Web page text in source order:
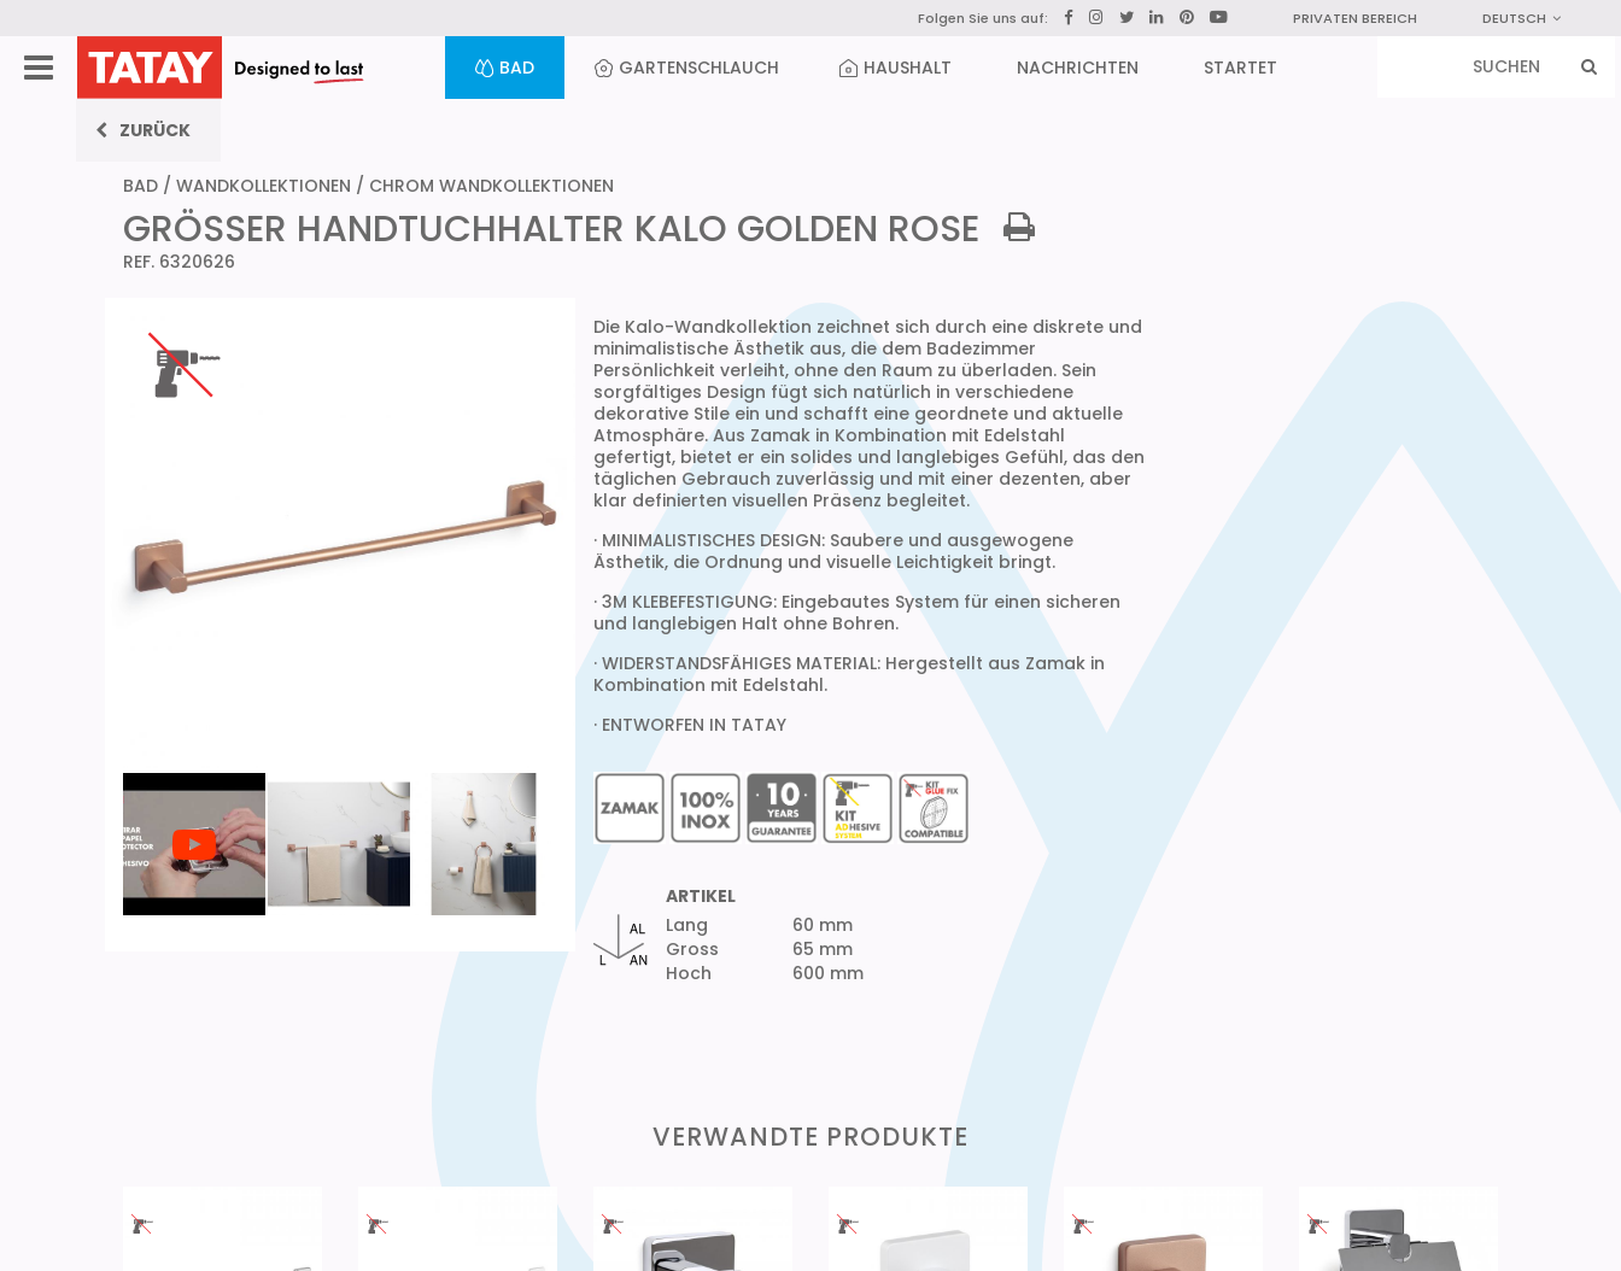
Folgen Sie uns auf: PRIVATEN BEREICH DEUTSCH
BAD GARTENSCHLAUCH HAUSHALT NACHRICHTEN STARTET
ZURÜCK
BAD / WANDKOLLEKTIONEN / CHROM WANDKOLLEKTIONEN
GRÖSSER HANDTUCHHALTER KALO GOLDEN ROSE
REF. 6320626
Die Kalo-Wandkollektion zeichnet sich durch eine diskrete und
minimalistische Ästhetik aus, die dem Badezimmer
Persönlichkeit verleiht, ohne den Raum zu überladen. Sein
sorgfältiges Design fügt sich natürlich in verschiedene
dekorative Stile ein und schafft eine geordnete und aktuelle
Atmosphäre. Aus Zamak in Kombination mit Edelstahl
gefertigt, bietet er ein solides und langlebiges Gefühl, das den
täglichen Gebrauch zuverlässig und mit einer dezenten, aber
klar definierten visuellen Präsenz begleitet.
· MINIMALISTISCHES DESIGN: Saubere und ausgewogene
Ästhetik, die Ordnung und visuelle Leichtigkeit bringt.
· 3M KLEBEFESTIGUNG: Eingebautes System für einen sicheren
und langlebigen Halt ohne Bohren.
· WIDERSTANDSFÄHIGES MATERIAL: Hergestellt aus Zamak in
Kombination mit Edelstahl.
· ENTWORFEN IN TATAY
ARTIKEL
Lang
Gross
Hoch
60 mm
65 mm
600 mm
VERWANDTE PRODUKTE